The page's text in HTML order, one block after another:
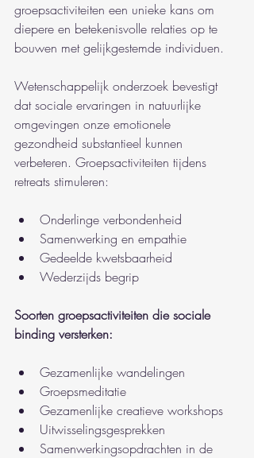
groepsactiviteiten een unieke kans om
diepere en betekenisvolle relaties op te
bouwen met gelijkgestemde individuen.
Wetenschappelijk onderzoek bevestigt
dat sociale ervaringen in natuurlijke
omgevingen onze emotionele
gezondheid substantieel kunnen
verbeteren. Groepsactiviteiten tijdens
retreats stimuleren:
Onderlinge verbondenheid
Samenwerking en empathie
Gedeelde kwetsbaarheid
Wederzijds begrip
Soorten groepsactiviteiten die sociale
binding versterken:
Gezamenlijke wandelingen
Groepsmeditatie
Gezamenlijke creatieve workshops
Uitwisselingsgesprekken
Samenwerkingsopdrachten in de